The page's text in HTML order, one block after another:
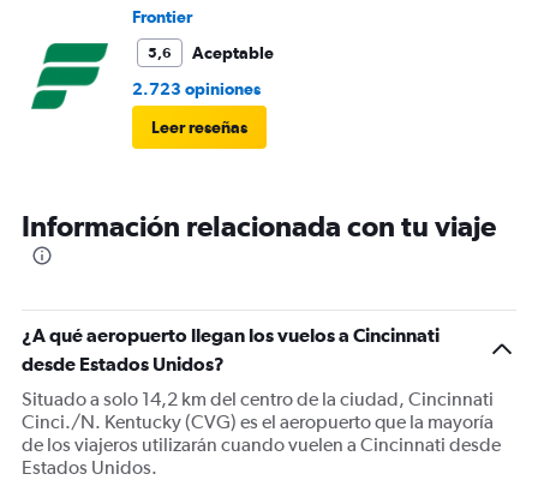
Frontier
5,6
Aceptable
2.723 opiniones
Leer reseñas
Información relacionada con tu viaje
¿A qué aeropuerto llegan los vuelos a Cincinnati
desde Estados Unidos?
Situado a solo 14,2 km del centro de la ciudad, Cincinnati
Cinci./N. Kentucky (CVG) es el aeropuerto que la mayoría
de los viajeros utilizarán cuando vuelen a Cincinnati desde
Estados Unidos.